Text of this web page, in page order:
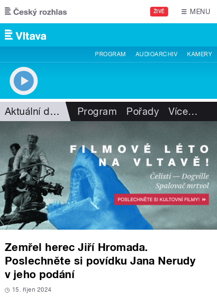
Přejít k hlavnímu obsahu
ŽIVĚ MENU
PROGRAM AUDIOARCHIV KAMERY
Aktuální dění Program Pořady Více…
Zemřel herec Jiří Hromada.
Poslechněte si povídku Jana Nerudy
v jeho podání
15. říjen 2024